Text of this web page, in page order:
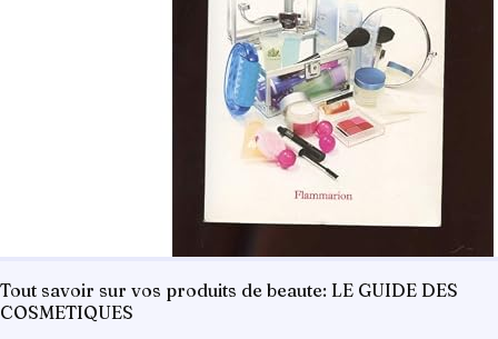
Tout savoir sur vos produits de beaute: LE GUIDE DES
COSMETIQUES